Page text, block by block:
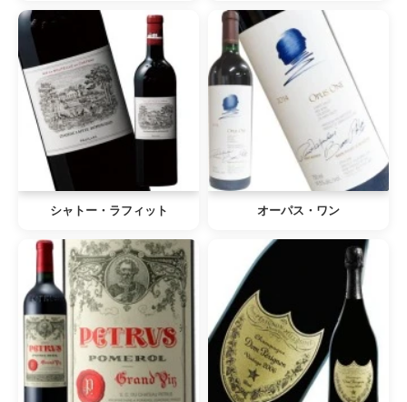
シャトー・ラフィット オーパス・ワン